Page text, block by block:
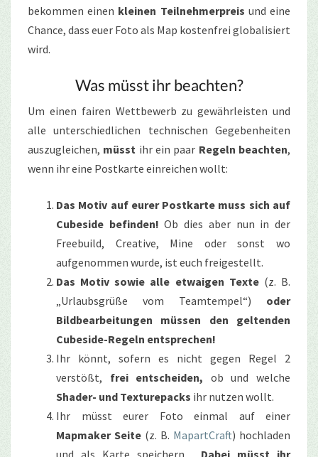
bekommen einen kleinen Teilnehmerpreis und eine
Chance, dass euer Foto als Map kostenfrei globalisiert
wird.
Was müsst ihr beachten?
Um einen fairen Wettbewerb zu gewährleisten und
alle unterschiedlichen technischen Gegebenheiten
auszugleichen, müsst ihr ein paar Regeln beachten,
wenn ihr eine Postkarte einreichen wollt:
Das Motiv auf eurer Postkarte muss sich auf
Cubeside befinden! Ob dies aber nun in der
Freebuild, Creative, Mine oder sonst wo
aufgenommen wurde, ist euch freigestellt.
Das Motiv sowie alle etwaigen Texte(z. B.
„Urlaubsgrüße vom Teamtempel“) oder
Bildbearbeitungen müssen den geltenden
Cubeside-Regeln entsprechen!
Ihr könnt, sofern es nicht gegen Regel 2
verstößt, frei entscheiden, ob und welche
Shader- und Texturepacks ihr nutzen wollt.
Ihr müsst eurer Foto einmal auf einer
Mapmaker Seite (z. B. MapartCraft) hochladen
und als Karte speichern. Dabei müsst ihr